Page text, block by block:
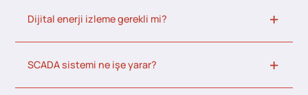
Dijital enerji izleme gerekli mi?
SCADA sistemi ne işe yarar?